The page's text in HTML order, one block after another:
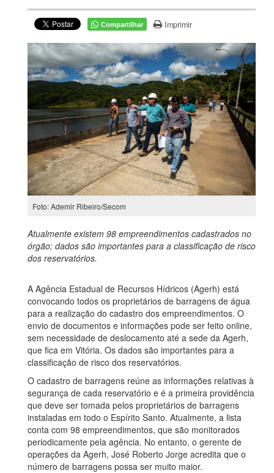
Compartilhar Imprimir
Foto: Ademir Ribeiro/Secom
Atualmente existem 98 empreendimentos cadastrados no
órgão; dados são importantes para a classificação de risco
dos reservatórios.
A Agência Estadual de Recursos Hídricos (Agerh) está
convocando todos os proprietários de barragens de água
para a realização do cadastro dos empreendimentos. O
envio de documentos e informações pode ser feito online,
sem necessidade de deslocamento até a sede da Agerh,
que fica em Vitória. Os dados são importantes para a
classificação de risco dos reservatórios.
O cadastro de barragens reúne as informações relativas à
segurança de cada reservatório e é a primeira providência
que deve ser tomada pelos proprietários de barragens
instaladas em todo o Espírito Santo. Atualmente, a lista
conta com 98 empreendimentos, que são monitorados
periodicamente pela agência. No entanto, o gerente de
operações da Agerh, José Roberto Jorge acredita que o
número de barragens possa ser muito maior.